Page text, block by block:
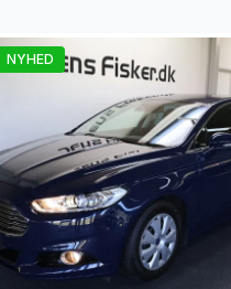
Elektrisk parkeringsbremse
Højdejusterbare forsæder
LED kørelys
Navigation
NYHED